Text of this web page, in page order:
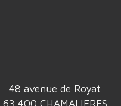
48 avenue de Royat
63 400 CHAMALIERES